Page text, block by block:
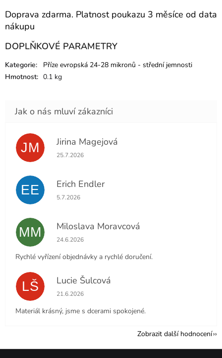
Doprava zdarma. Platnost poukazu 3 měsíce od data
nákupu
DOPLŇKOVÉ PARAMETRY
Kategorie:
Příze evropská 24-28 mikronů - střední jemnosti
Hmotnost: 0.1 kg
JM Jirina Magejová
Hodnocení obchodu je 5 z 5 hvězdiček.
25.7.2026
EE Erich Endler
Hodnocení obchodu je 5 z 5 hvězdiček.
5.7.2026
MM Miloslava Moravcová
Hodnocení obchodu je 5 z 5 hvězdiček.
24.6.2026
Rychlé vyřízení objednávky a rychlé doručení.
LŠ Lucie Šulcová
Hodnocení obchodu je 5 z 5 hvězdiček.
21.6.2026
Materiál krásný, jsme s dcerami spokojené.
Zobrazit další hodnocení
Z